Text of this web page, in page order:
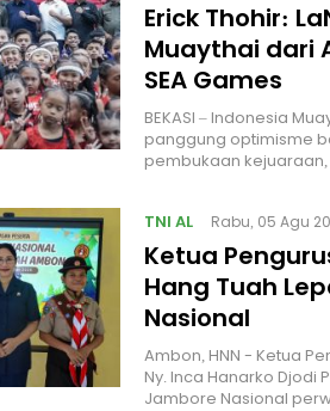
Erick Thohir:
Muaythai dari
SEA Games
BEKASI – Indonesia
panggung optimisme
pembukaan
TNI AL Rabu, 05 Agu
Ketua
Hang Tuah
Nasional
Ambon, HNN - Ketua
Ny. Inca Hanarko
Jambore Nasional